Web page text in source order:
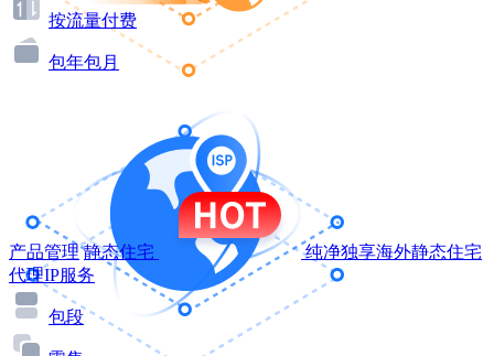
按流量付费
包年包月
产品管理 静态住宅
纯净独享海外静态住宅
代理IP服务
包段